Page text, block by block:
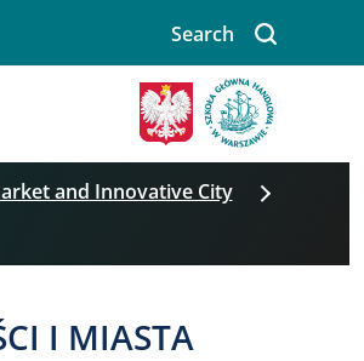
Search
and Innovative City
I MIASTA